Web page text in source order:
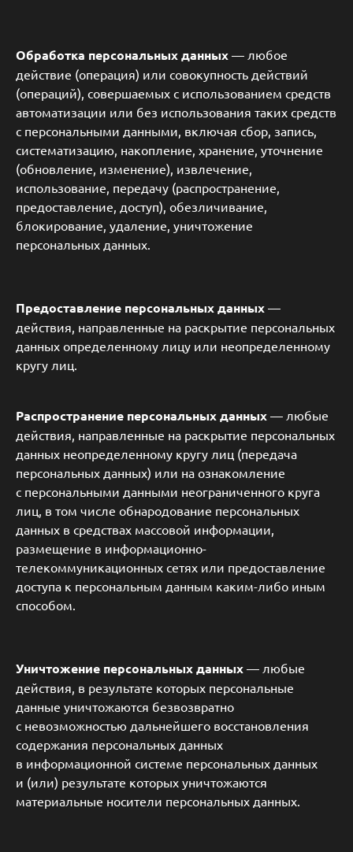
Обработка персональных данных — любое
действие (операция) или совокупность действий
(операций), совершаемых с использованием средств
автоматизации или без использования таких средств
с персональными данными, включая сбор, запись,
систематизацию, накопление, хранение, уточнение
(обновление, изменение), извлечение,
использование, передачу (распространение,
предоставление, доступ), обезличивание,
блокирование, удаление, уничтожение
персональных данных.
Предоставление персональных данных —
действия, направленные на раскрытие персональных
данных определенному лицу или неопределенному
кругу лиц.
Распространение персональных данных — любые
действия, направленные на раскрытие персональных
данных неопределенному кругу лиц (передача
персональных данных) или на ознакомление
с персональными данными неограниченного круга
лиц, в том числе обнародование персональных
данных в средствах массовой информации,
размещение в информационно-
телекоммуникационных сетях или предоставление
доступа к персональным данным каким-либо иным
способом.
Уничтожение персональных данных — любые
действия, в результате которых персональные
данные уничтожаются безвозвратно
с невозможностью дальнейшего восстановления
содержания персональных данных
в информационной системе персональных данных
и (или) результате которых уничтожаются
материальные носители персональных данных.